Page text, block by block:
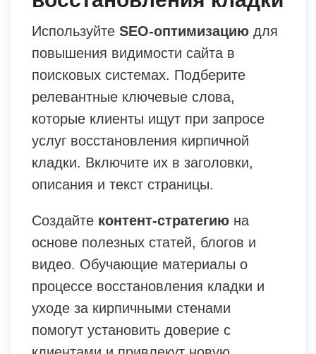
Используйте SEO-оптимизацию для
повышения видимости сайта в
поисковых системах. Подберите
релевантные ключевые слова,
которые клиенты ищут при запросе
услуг восстановления кирпичной
кладки. Включите их в заголовки,
описания и текст страницы.
Создайте контент-стратегию на
основе полезных статей, блогов и
видео. Обучающие материалы о
процессе восстановления кладки и
уходе за кирпичными стенами
помогут установить доверие с